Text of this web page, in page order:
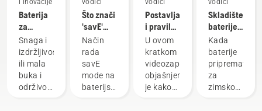
i inovacije
Baterija
za
nošenje
na
leđima:
Revolucija
ručnih
Snaga i
izdržljivost
ili mala
buka i
održivost?
vodiči
Što znači
'savE'
način
rada na
baterijskom
trimeru
Način
rada
savE
mode na
baterijskim
vodiči
Postavljanje
i pravilna
prilagodba
leđne
baterije
U ovom
kratkom
videozapisu
objašnjeno
je kako
vodiči
Skladištenje
baterije
tvrtke
Husqvarna
tijekom
zime
Kada
baterije
pripremate
za
zimsko